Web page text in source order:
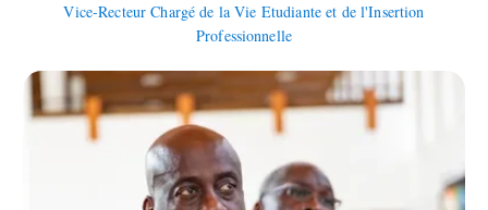
Vice-Recteur Chargé de la Vie Etudiante et de l'Insertion
Professionnelle